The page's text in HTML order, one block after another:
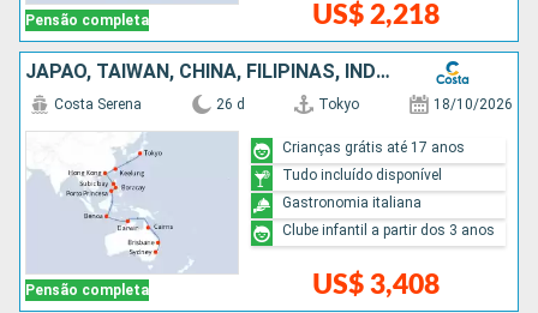
Pensão completa US$ 2,218
JAPÃO, TAIWAN, CHINA, FILIPINAS, INDONESIA, AUSTRÁLIA
Pensão completa
Costa Serena 26 d Tokyo 18/10/2026
US$ 3,408
Crianças grátis até 17 anos
Tudo incluído disponível
Gastronomia italiana
Clube infantil a partir dos 3 anos